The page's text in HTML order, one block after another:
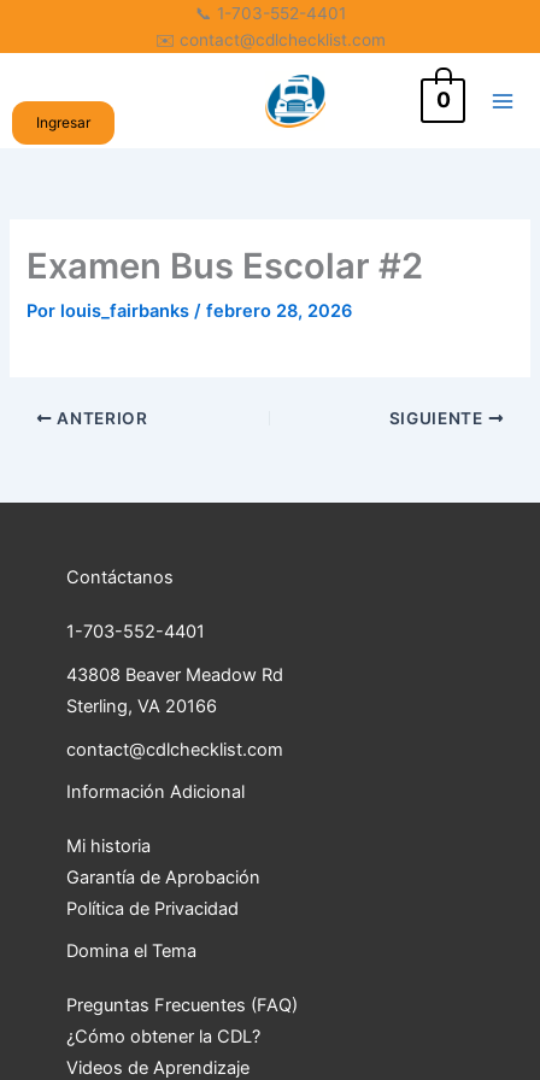
📞 1-703-552-4401
✉️ contact@cdlchecklist.com
Ingresar
0
Examen Bus Escolar #2
Por louis_fairbanks/febrero 28, 2026
ANTERIOR SIGUIENTE
Contáctanos
1-703-552-4401
43808 Beaver Meadow Rd
Sterling, VA 20166
contact@cdlchecklist.com
Información Adicional
Mi historia
Garantía de Aprobación
Política de Privacidad
Domina el Tema
Preguntas Frecuentes (FAQ)
¿Cómo obtener la CDL?
Videos de Aprendizaje